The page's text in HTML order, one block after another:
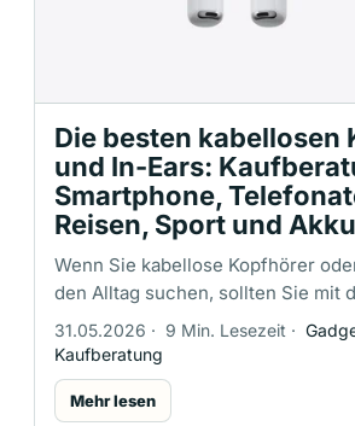
Die besten kabellosen
und In-Ears:
Smartphone,
Reisen, Sport und Akku
Wenn Sie kabellose Kopfhörer
den Alltag suchen, sollten Sie mit
Einsatzzweck beginnen, nicht mit
bestimmten Marke. Die richtige
31.05.2026 · 9 Min. Lesezeit ·
Kaufberatung
Mehr lesen